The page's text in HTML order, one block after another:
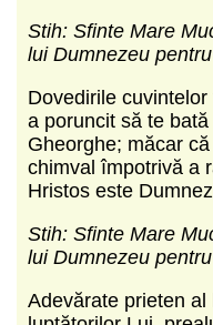
Stih: Sfinte Mare
lui Dumnezeu
Dovedirile
a poruncit să te
Gheorghe; măcar
chimval împotrivă a
Hristos este
Stih: Sfinte Mare
lui Dumnezeu
Adevărate prieten